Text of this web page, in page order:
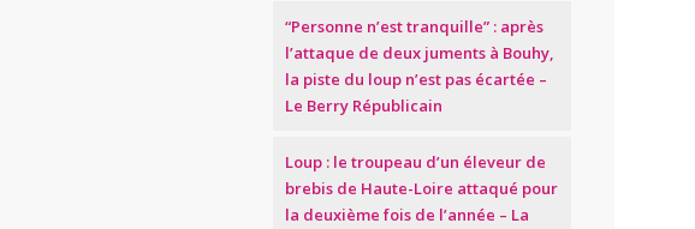
“Personne n’est tranquille” : après
l’attaque de deux juments à Bouhy,
la piste du loup n’est pas écartée –
Le Berry Républicain
Loup : le troupeau d’un éleveur de
brebis de Haute-Loire attaqué pour
la deuxième fois de l’année – La